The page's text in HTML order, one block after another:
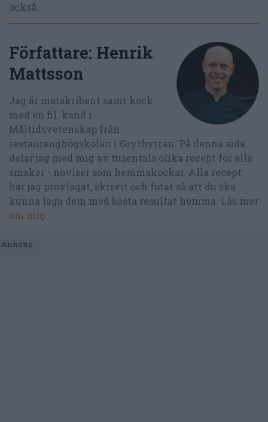
också.
Författare: Henrik
Mattsson
Jag är matskribent samt kock
med en fil. kand i
Måltidsvetenskap från
restauranghögskolan i Grythyttan. På denna sida
delar jag med mig av tusentals olika recept för alla
smaker - noviser som hemmakockar. Alla recept
har jag provlagat, skrivit och fotat så att du ska
kunna laga dem med bästa resultat hemma. Läs mer
om mig.